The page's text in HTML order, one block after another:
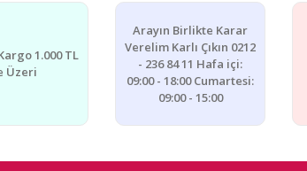
1.000 TL
Üzeri
Arayın Birlikte Karar
Verelim Karlı Çıkın 0212
- 236 84 11 Hafa içi:
09:00 - 18:00 Cumartesi:
09:00 - 15:00